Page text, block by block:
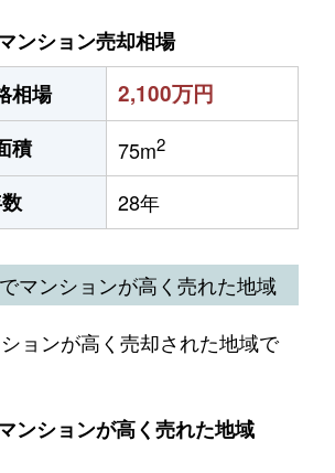
ンション売却相場
相場
2,100万円
積 75m2
28年
マンションが高く売れた地域
ョンが高く売却された地域で
ンションが高く売れた地域